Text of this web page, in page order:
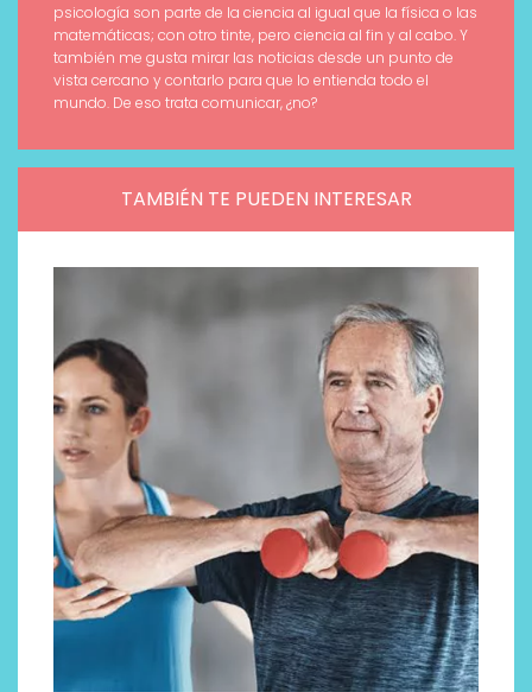
psicología son parte de la ciencia al igual que la física o las
matemáticas; con otro tinte, pero ciencia al fin y al cabo. Y
también me gusta mirar las noticias desde un punto de
vista cercano y contarlo para que lo entienda todo el
mundo. De eso trata comunicar, ¿no?
TAMBIÉN TE PUEDEN INTERESAR